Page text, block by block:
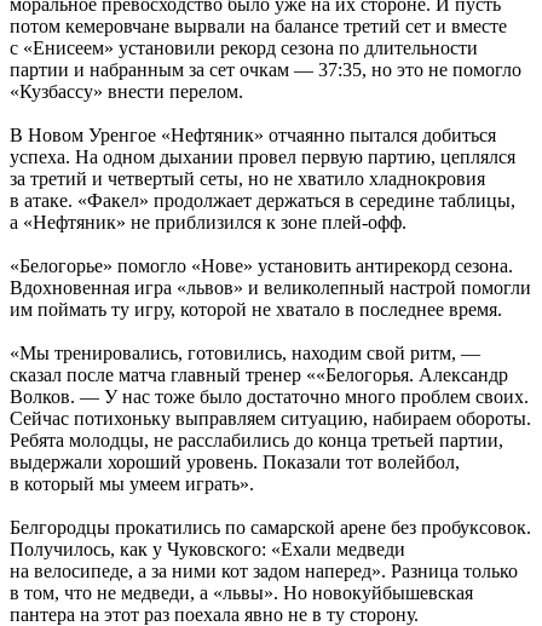
потом кемеровчане вырвали на балансе третий сет и вместе
с «Енисеем» установили рекорд сезона по длительности
партии и набранным за сет очкам — 37:35, но это не помогло
«Кузбассу» внести перелом.
В Новом Уренгое «Нефтяник» отчаянно пытался добиться
успеха. На одном дыхании провел первую партию, цеплялся
за третий и четвертый сеты, но не хватило хладнокровия
в атаке. «Факел» продолжает держаться в середине таблицы,
а «Нефтяник» не приблизился к зоне плей-офф.
«Белогорье» помогло «Нове» установить антирекорд сезона.
Вдохновенная игра «львов» и великолепный настрой помогли
им поймать ту игру, которой не хватало в последнее время.
«Мы тренировались, готовились, находим свой ритм, —
сказал после матча главный тренер ««Белогорья. Александр
Волков. — У нас тоже было достаточно много проблем своих.
Сейчас потихоньку выправляем ситуацию, набираем обороты.
Ребята молодцы, не расслабились до конца третьей партии,
выдержали хороший уровень. Показали тот волейбол,
в который мы умеем играть».
Белгородцы прокатились по самарской арене без пробуксовок.
Получилось, как у Чуковского: «Ехали медведи
на велосипеде, а за ними кот задом наперед». Разница только
в том, что не медведи, а «львы». Но новокуйбышевская
пантера на этот раз поехала явно не в ту сторону.